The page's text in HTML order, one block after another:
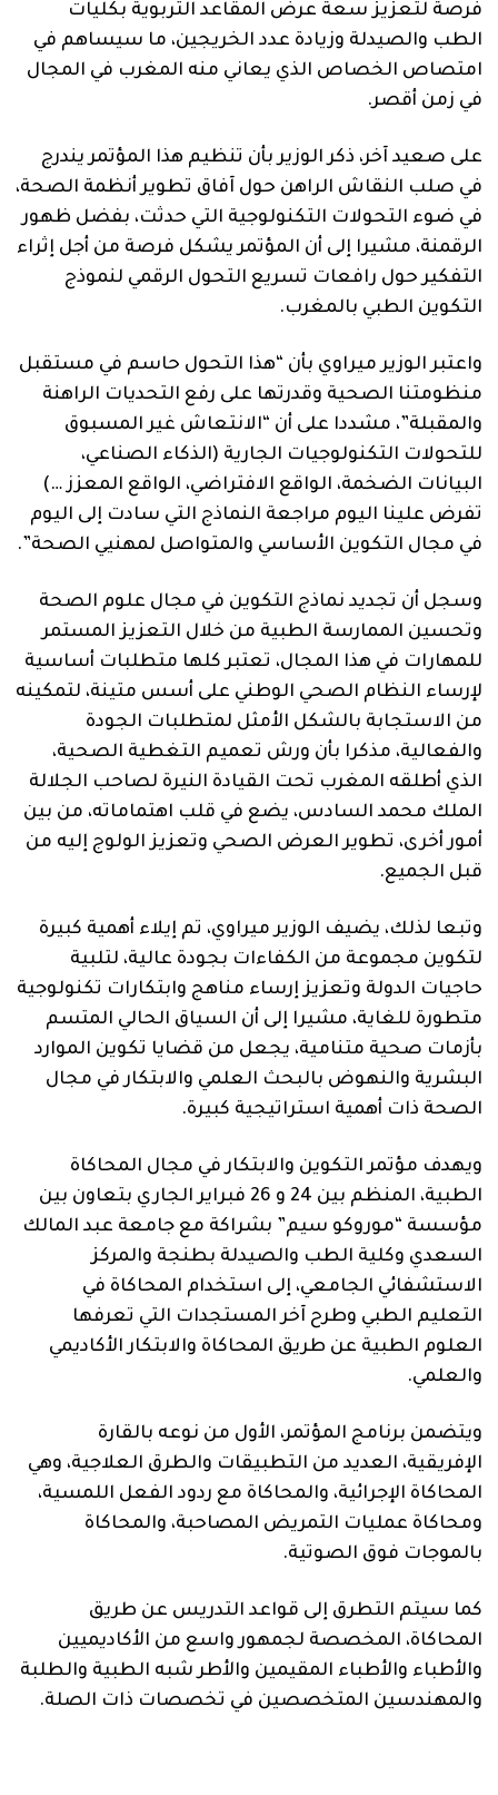
فرصة لتعزيز سعة عرض المقاعد التربوية بكليات
الطب والصيدلة وزيادة عدد الخريجين، ما سيساهم في
امتصاص الخصاص الذي يعاني منه المغرب في المجال
في زمن أقصر.
على صعيد آخر، ذكر الوزير بأن تنظيم هذا المؤتمر يندرج
في صلب النقاش الراهن حول آفاق تطوير أنظمة الصحة،
في ضوء التحولات التكنولوجية التي حدثت، بفضل ظهور
الرقمنة، مشيرا إلى أن المؤتمر يشكل فرصة من أجل إثراء
التفكير حول رافعات تسريع التحول الرقمي لنموذج
التكوين الطبي بالمغرب.
واعتبر الوزير ميراوي بأن “هذا التحول حاسم في مستقبل
منظومتنا الصحية وقدرتها على رفع التحديات الراهنة
والمقبلة”، مشددا على أن “الانتعاش غير المسبوق
للتحولات التكنولوجيات الجارية (الذكاء الصناعي،
البيانات الضخمة، الواقع الافتراضي، الواقع المعزز …)
تفرض علينا اليوم مراجعة النماذج التي سادت إلى اليوم
في مجال التكوين الأساسي والمتواصل لمهنيي الصحة”.
وسجل أن تجديد نماذج التكوين في مجال علوم الصحة
وتحسين الممارسة الطبية من خلال التعزيز المستمر
للمهارات في هذا المجال، تعتبر كلها متطلبات أساسية
لإرساء النظام الصحي الوطني على أسس متينة، لتمكينه
من الاستجابة بالشكل الأمثل لمتطلبات الجودة
والفعالية، مذكرا بأن ورش تعميم التغطية الصحية،
الذي أطلقه المغرب تحت القيادة النيرة لصاحب الجلالة
الملك محمد السادس، يضع في قلب اهتماماته، من بين
أمور أخرى، تطوير العرض الصحي وتعزيز الولوج إليه من
قبل الجميع.
وتبعا لذلك، يضيف الوزير ميراوي، تم إيلاء أهمية كبيرة
لتكوين مجموعة من الكفاءات بجودة عالية، لتلبية
حاجيات الدولة وتعزيز إرساء مناهج وابتكارات تكنولوجية
متطورة للغاية، مشيرا إلى أن السياق الحالي المتسم
بأزمات صحية متنامية، يجعل من قضايا تكوين الموارد
البشرية والنهوض بالبحث العلمي والابتكار في مجال
الصحة ذات أهمية استراتيجية كبيرة.
ويهدف مؤتمر التكوين والابتكار في مجال المحاكاة
الطبية، المنظم بين 24 و 26 فبراير الجاري بتعاون بين
مؤسسة “موروكو سيم” بشراكة مع جامعة عبد المالك
السعدي وكلية الطب والصيدلة بطنجة والمركز
الاستشفائي الجامعي، إلى استخدام المحاكاة في
التعليم الطبي وطرح آخر المستجدات التي تعرفها
العلوم الطبية عن طريق المحاكاة والابتكار الأكاديمي
والعلمي.
ويتضمن برنامج المؤتمر، الأول من نوعه بالقارة
الإفريقية، العديد من التطبيقات والطرق العلاجية، وهي
المحاكاة الإجرائية، والمحاكاة مع ردود الفعل اللمسية،
ومحاكاة عمليات التمريض المصاحبة، والمحاكاة
بالموجات فوق الصوتية.
كما سيتم التطرق إلى قواعد التدريس عن طريق
المحاكاة، المخصصة لجمهور واسع من الأكاديميين
والأطباء والأطباء المقيمين والأطر شبه الطبية والطلبة
والمهندسين المتخصصين في تخصصات ذات الصلة.